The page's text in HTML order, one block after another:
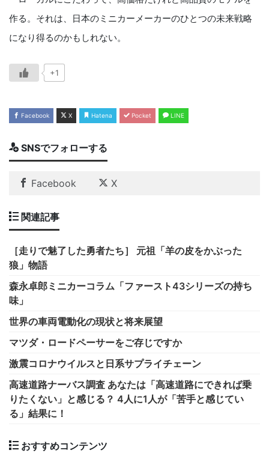
作る。それは、日本のミニカーメーカーのひとつの未来戦略
になり得るのかもしれない。
+1
Facebook X Hatena Pocket LINE
SNSでフォローする
Facebook X
関連記事
［走りで魅了した勇者たち］ 元祖「羊の皮をかぶった
狼」物語
森永卓郎ミニカーコラム「ファースト43シリーズの持ち
味」
世界の車両電動化の現状と将来展望
マツダ・ロードペーサーをご存じですか
激震コロナウイルスと日系サプライチェーン
高速道路ナーバス調査 あなたは「高速道路にできれば乗
りたくない」と感じる？ 4人に1人が「苦手と感じてい
る」結果に！
おすすめコンテンツ